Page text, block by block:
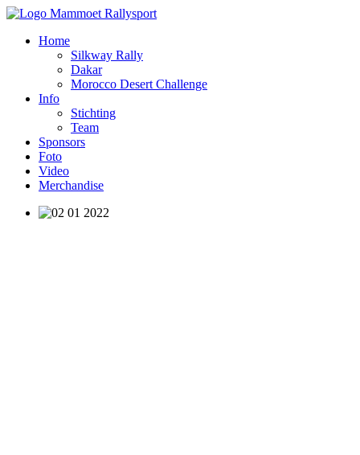
Home
Silkway Rally
Dakar
Morocco Desert Challenge
Info
Stichting
Team
Sponsors
Foto
Video
Merchandise